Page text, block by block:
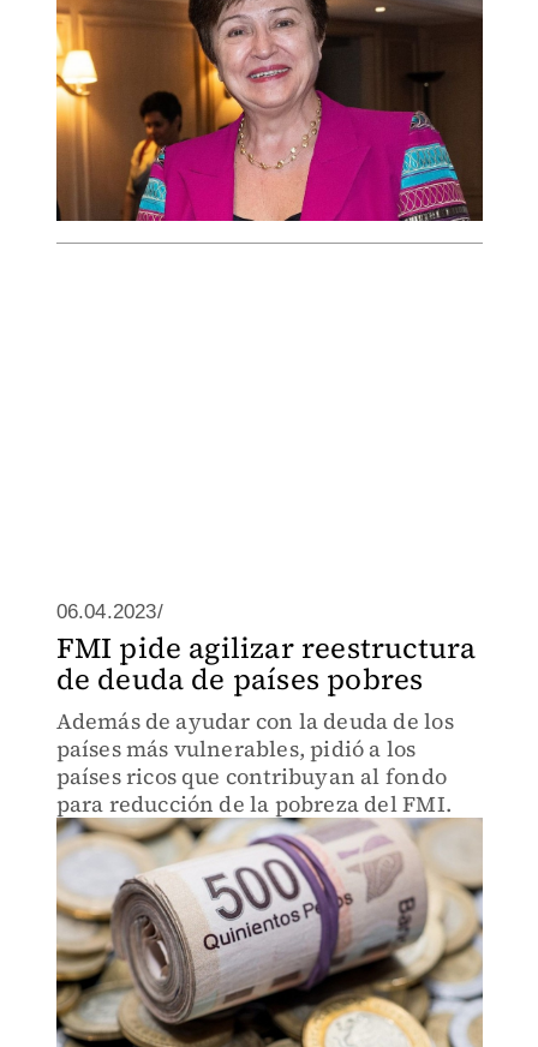
06.04.2023/
FMI pide agilizar reestructura
de deuda de países pobres
Además de ayudar con la deuda de los
países más vulnerables, pidió a los
países ricos que contribuyan al fondo
para reducción de la pobreza del FMI.